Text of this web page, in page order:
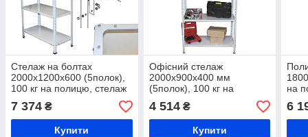
Стелаж на болтах
2000х1200х600 (5полок),
100 кг на полицю, стелаж
7 374 ₴
Купити
Офісний стелаж
2000х900х400 мм
(5полок), 100 кг на
лабораторний,
бібліотечний,
господарський
4 514₴
Купити
на
6